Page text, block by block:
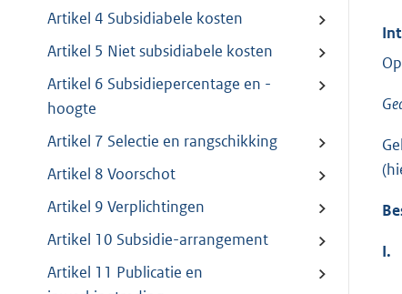
Artikel 4 Subsidiabele kosten
Artikel 5 Niet subsidiabele kosten
Artikel 6 Subsidiepercentage en -
hoogte
Artikel 7 Selectie en rangschikking
Artikel 8 Voorschot
Artikel 9 Verplichtingen
Artikel 10 Subsidie-arrangement
Artikel 11 Publicatie en
I.